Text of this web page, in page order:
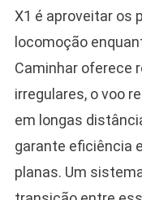
X1 é aproveitar os
locomoção
Caminhar oferece
irregulares, o voo
em longas
garante eficiência
planas. Um